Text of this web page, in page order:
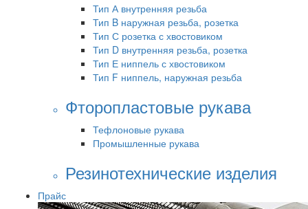
Тип А внутренняя резьба
Тип B наружная резьба, розетка
Тип С розетка с хвостовиком
Тип D внутренняя резьба, розетка
Тип Е ниппель с хвостовиком
Тип F ниппель, наружная резьба
Фторопластовые рукава
Тефлоновые рукава
Промышленные рукава
Резинотехнические изделия
Прайс